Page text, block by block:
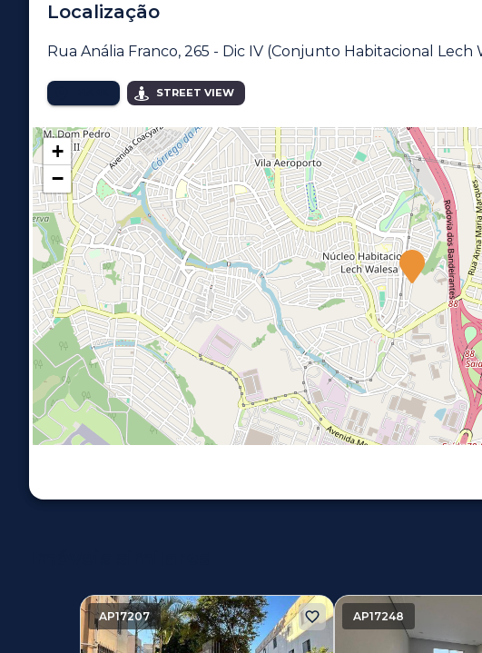
Localização
Rua Anália Franco, 265 - Dic IV (Conjunto Habitacional Lech
STREET VIEW
+
−
AP17207 AP17248